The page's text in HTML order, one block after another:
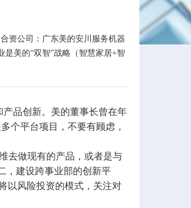
资公司：广东美的安川服务机器
美的“双智”战略（智慧家居+智
品创新。美的董事长曾在年
个平台项目，不要有顾虑，
去做现有的产品，或者是与
，建设跨事业部的创新平
以风险投资的模式，关注对